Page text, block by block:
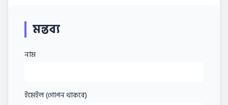
মন্তব্য
নাম
ইমেইল (গোপন থাকবে)